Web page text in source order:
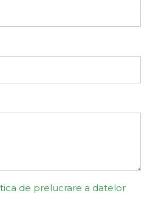
de prelucrare a datelor